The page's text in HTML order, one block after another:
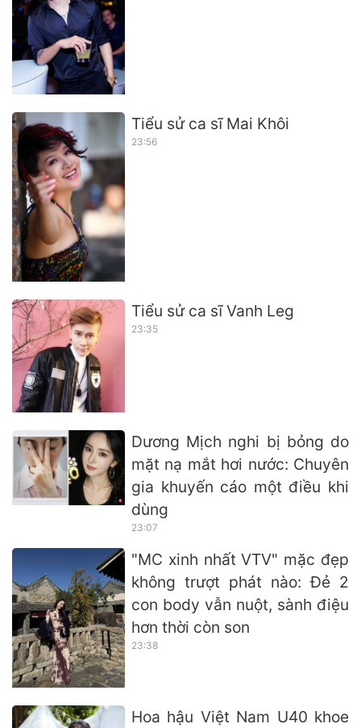
Tiểu sử ca sĩ Mai Khôi
23:56
Tiểu sử ca sĩ Vanh Leg
23:35
Dương Mịch nghi bị bỏng do
mặt nạ mắt hơi nước: Chuyên
gia khuyến cáo một điều khi
dùng
23:07
"MC xinh nhất VTV" mặc đẹp
không trượt phát nào: Đẻ 2
con body vẫn nuột, sành điệu
hơn thời còn son
23:38
Hoa hậu Việt Nam U40 khoe